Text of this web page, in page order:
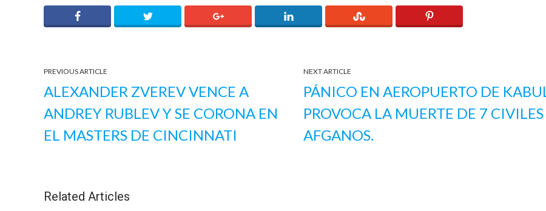
PREVIOUS ARTICLE
ALEXANDER ZVEREV VENCE A
ANDREY RUBLEV Y SE CORONA EN
EL MASTERS DE CINCINNATI
NEXT ARTICLE
PÁNICO EN AEROPUERTO DE KABUL
PROVOCA LA MUERTE DE 7 CIVILES
AFGANOS.
Related Articles